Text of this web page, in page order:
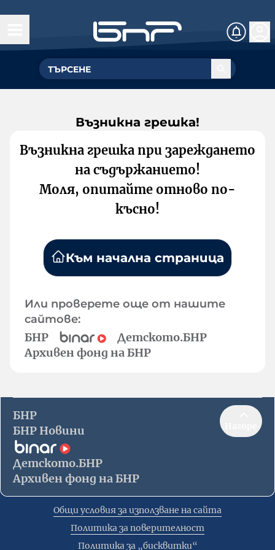
Възникна грешка!
Възникна грешка при зареждането
на съдържанието!
Моля, опитайте отново по-
късно!
Към начална страница
Или проверете още от нашите
сайтове:
БНР
Детското.БНР
Архивен фонд на БНР
БНР
БНР Новини
Детското.БНР
Архивен фонд на БНР
Общи условия за използване на сайта
Политика за поверителност
Политика за „бисквитки“